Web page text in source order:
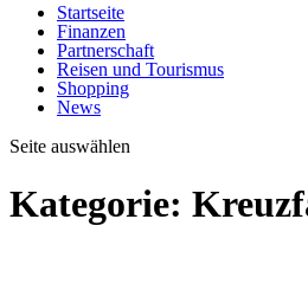
Startseite
Finanzen
Partnerschaft
Reisen und Tourismus
Shopping
News
Seite auswählen
Kategorie: